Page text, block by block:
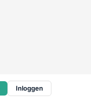
Inloggen